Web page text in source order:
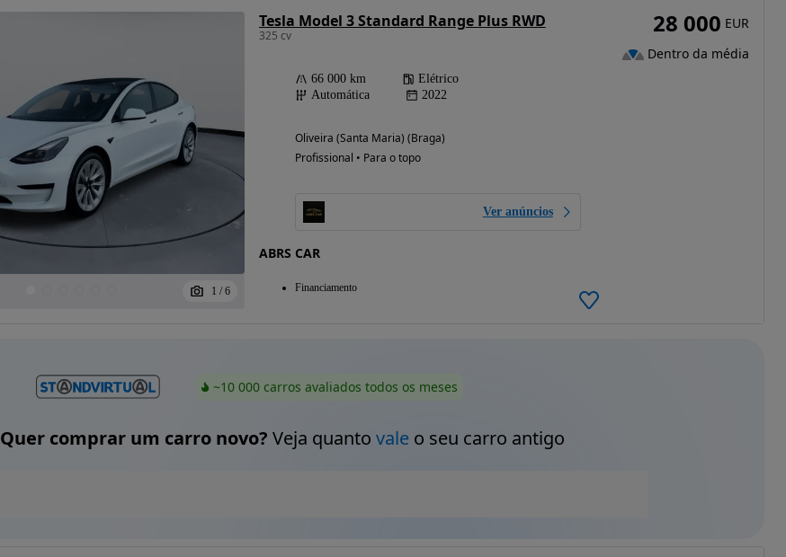
1 / 6
Tesla Model 3 Standard Range Plus RWD
325 cv
66 000 km
Elétrico
Automática
2022
Oliveira (Santa Maria) (Braga)
Profissional • Para o topo
Ver anúncios
ABRS CAR
Financiamento
28 000 EUR
Dentro da média
~10 000 carros avaliados todos os meses
Quer comprar um carro novo? Veja quanto valeo seu carro antigo